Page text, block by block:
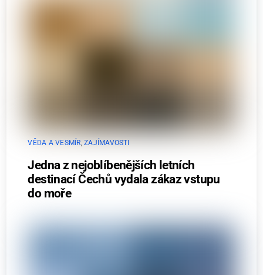
VĚDA A VESMÍR,ZAJÍMAVOSTI
Jedna z nejoblíbenějších letních
destinací Čechů vydala zákaz vstupu
do moře